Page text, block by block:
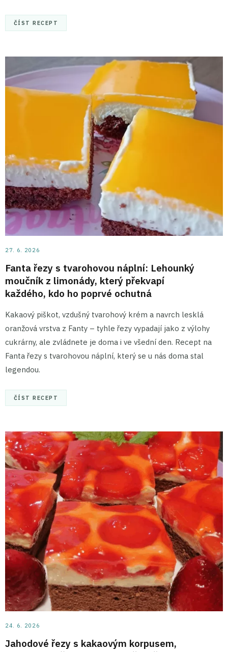
ČÍST RECEPT
27. 6. 2026
Fanta řezy s tvarohovou náplní: Lehounký
moučník z limonády, který překvapí
každého, kdo ho poprvé ochutná
Kakaový piškot, vzdušný tvarohový krém a navrch lesklá
oranžová vrstva z Fanty – tyhle řezy vypadají jako z výlohy
cukrárny, ale zvládnete je doma i ve všední den. Recept na
Fanta řezy s tvarohovou náplní, který se u nás doma stal
legendou.
ČÍST RECEPT
24. 6. 2026
Jahodové řezy s kakaovým korpusem,